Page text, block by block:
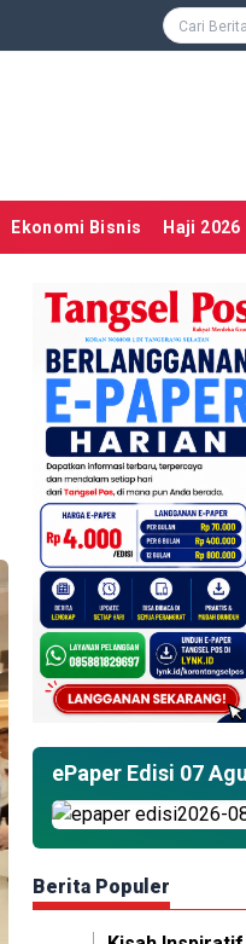
Ekonomi Bisnis Haji 2026
ePaper Edisi 07
Berita Populer